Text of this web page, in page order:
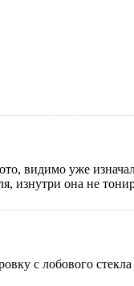
видимо уже
изнутри она не
с лобового